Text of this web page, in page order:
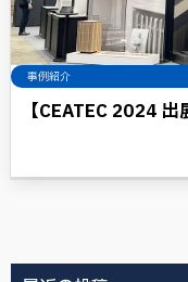
事例紹介
【CEATEC 2024